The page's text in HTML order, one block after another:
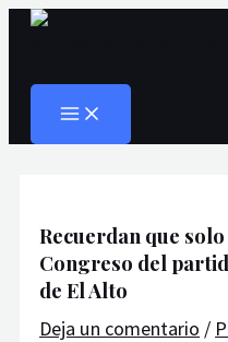
Ir
contenido
MAIN
Recuerdan que
Congreso del
de El Alto
Deja un comentario /
Navegación
entradas
Escribe
Nombre*
Correo
Web